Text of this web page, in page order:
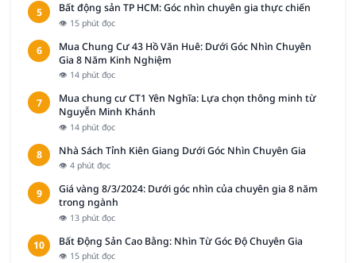
5 Bất động sản TP HCM: Góc nhìn chuyên gia thực chiến
👁 15 phút đọc
6
Mua Chung Cư 43 Hồ Văn Huê: Dưới Góc Nhìn Chuyên
Gia 8 Năm Kinh Nghiệm
👁 14 phút đọc
7
Mua chung cư CT1 Yên Nghĩa: Lựa chọn thông minh từ
Nguyễn Minh Khánh
👁 14 phút đọc
8 Nhà Sách Tỉnh Kiên Giang Dưới Góc Nhìn Chuyên Gia
👁 4 phút đọc
9
Giá vàng 8/3/2024: Dưới góc nhìn của chuyên gia 8 năm
trong ngành
👁 13 phút đọc
10 Bất Động Sản Cao Bằng: Nhìn Từ Góc Độ Chuyên Gia
👁 15 phút đọc